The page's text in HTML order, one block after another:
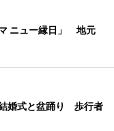
ニュー縁日」 地元
婚式と盆踊り 歩行者